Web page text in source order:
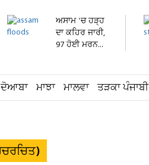
ਅਸਾਮ 'ਚ ਹੜ੍ਹ
ਦਾ ਕਹਿਰ ਜਾਰੀ,
97 ਹੋਈ ਮਰਨ...
ਦੋਆਬਾ ਮਾਝਾ ਮਾਲਵਾ ਤੜਕਾ ਪੰਜਾਬੀ